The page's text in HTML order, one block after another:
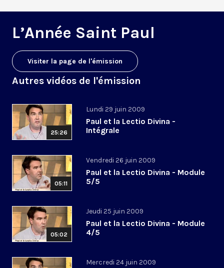
L’Année Saint Paul
Visiter la page de l'émission
Autres vidéos de l'émission
25:26
Lundi 29 juin 2009
Paul et la Lectio Divina -
Intégrale
05:11
Vendredi 26 juin 2009
Paul et la Lectio Divina - Module
5/5
05:02
Jeudi 25 juin 2009
Paul et la Lectio Divina - Module
4/5
Mercredi 24 juin 2009